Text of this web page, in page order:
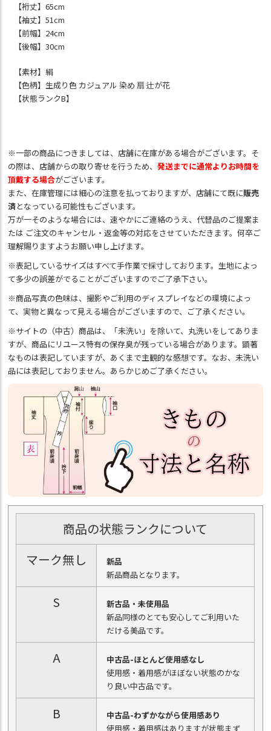
【裄丈】65cm
【袖丈】51cm
【前幅】24cm
【後幅】30cm
【素材】絹
【色柄】生成り色 カジュアル 染め 扇 辻が花
【状態ランクB】
※一部の商品につきましては、店舗に在庫がある場合がございます。そ
の際は、店舗からの取り寄せを行うため、発送までに通常よりお時間を
頂戴する場合がございます。
また、在庫管理には細心の注意を払っておりますが、店舗にて既に販売
済となっている可能性もございます。
万が一そのような場合には、速やかにご連絡のうえ、代替品のご提案ま
たは ご注文のキャンセル・返金等の対応をさせていただきます。何卒ご
理解賜りますようお願い申し上げます。
※表記しているサイズはすべて手作業で採寸しております。生地によっ
て多少の誤差がでることがございますのでご了承下さい。
※商品写真の色味は、撮影やご利用のディスプレイなどの環境によっ
て、実物と異なって見える場合がございますので、ご了承ください。
※サイトの（中古）商品は、「未洗い」を除いて、丸洗いをしてありま
すが、商品にリユース特有の保存臭が残っている場合があります。顕著
なものは表記していますが、あくまで主観的な感想です。なお、未洗い
品には表記しておりません。あらかじめご了承ください。
商品の状態ランクについて
マーク無し
新品
新品商品となります。
S
新古品・未使用品
新品同様のとても安心してご利用いた
だける美品です。
A
中古品-ほとんど使用感なし
使用感・着用感がほぼない状態のかな
り良い中古品です。
B
中古品-わずかながら使用感あり
使用感・着用感はありますが状態まず